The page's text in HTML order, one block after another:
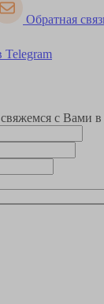
Обратная
Telegram
с Вами